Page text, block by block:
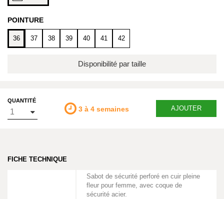
POINTURE
36 37 38 39 40 41 42
Disponibilité par taille
QUANTITÉ
3 à 4 semaines AJOUTER
FICHE TECHNIQUE
Sabot de sécurité perforé en cuir pleine
fleur pour femme, avec coque de
sécurité acier.